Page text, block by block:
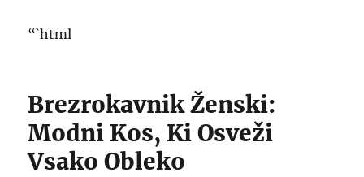
“`html
Brezrokavnik Ženski:
Modni Kos, Ki Osveži
Vsako Obleko